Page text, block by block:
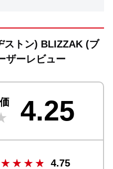
ストン) BLIZZAK (ブ
ザーレビュー
4.25
4.75